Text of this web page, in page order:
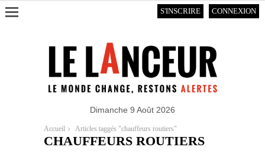
S'INSCRIRE CONNEXION
Dimanche 9 Août 2026
Accueil Articles taggés "chauffeurs routiers"
CHAUFFEURS ROUTIERS